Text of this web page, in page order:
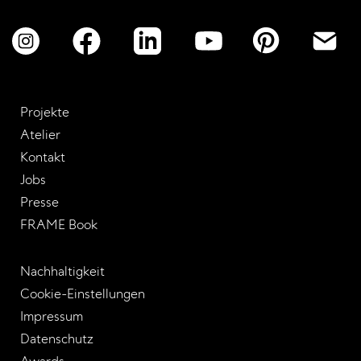
Projekte
Atelier
Kontakt
Jobs
Presse
FRAME Book
Nachhaltigkeit
Cookie-Einstellungen
Impressum
Datenschutz